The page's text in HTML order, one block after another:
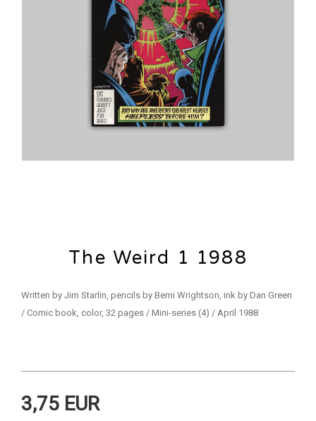
The Weird 1 1988
Written by Jim Starlin, pencils by Berni Wrightson, ink by Dan Green
/ Comic book, color, 32 pages / Mini-series (4) / April 1988
3,75 EUR